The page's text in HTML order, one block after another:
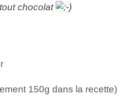
chocolat
150g dans la recette)